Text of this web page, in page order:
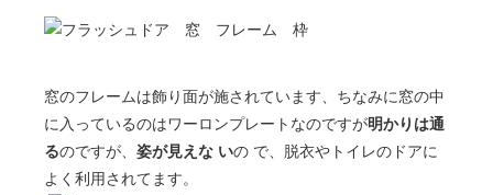
窓のフレームは飾り面が施されています、ちなみに窓の中
に入っているのはワーロンプレートなのですが明かりは通
るのですが、 姿が見えな いの で、脱衣やトイレのドアに
よく利用されてます。